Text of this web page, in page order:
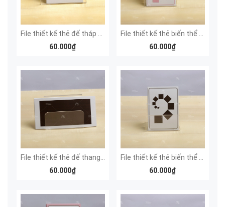
60.000₫
60.000₫
60.000₫
60.000₫